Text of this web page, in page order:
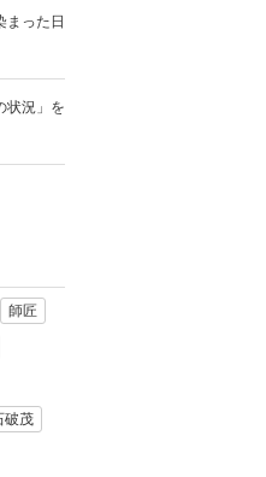
まった日
状況」を
師匠
破茂